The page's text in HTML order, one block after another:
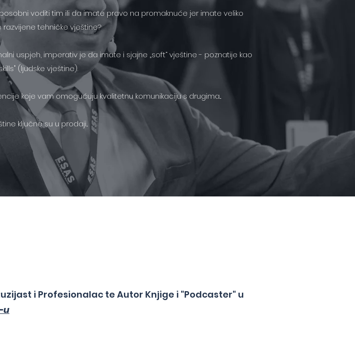
voditi tim ili da imate pravo na promaknuće jer imate veliko
razvijene tehničke vještine?
uspjeh, imperativ je da imate i sjajne „soft“ vještine - poznatije kao
(ljudske vještine).
koje vam omogućuju kvalitetnu komunikaciju s drugima...
ključne su u prodaji...
i Profesionalac te Autor Knjige i "Podcaster" u
u